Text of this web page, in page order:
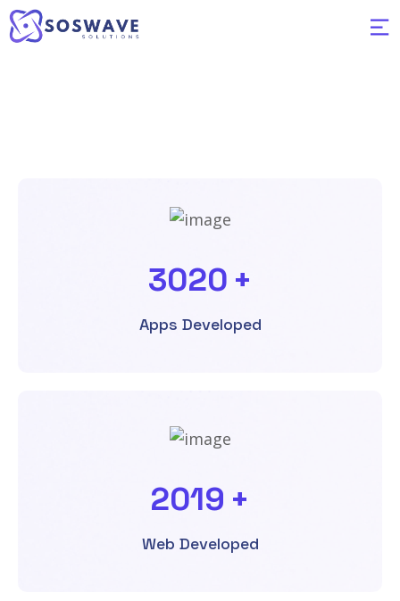
3020 +
Apps Developed
2019 +
Web Developed